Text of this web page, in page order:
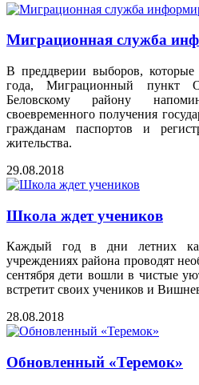
Миграционная служба
В преддверии выборов, которые
года, Миграционный
Беловскому району
своевременного получения
гражданам паспортов и
жительства.
29.08.2018
Школа ждет учеников
Каждый год в дни летних
учреждениях района проводят
сентября дети вошли в чистые
встретит своих учеников и
28.08.2018
Обновленный «Теремок»